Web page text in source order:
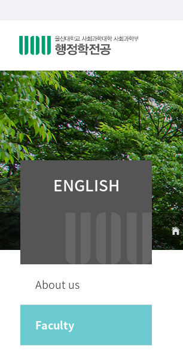
ENGLISH
About us
Faculty